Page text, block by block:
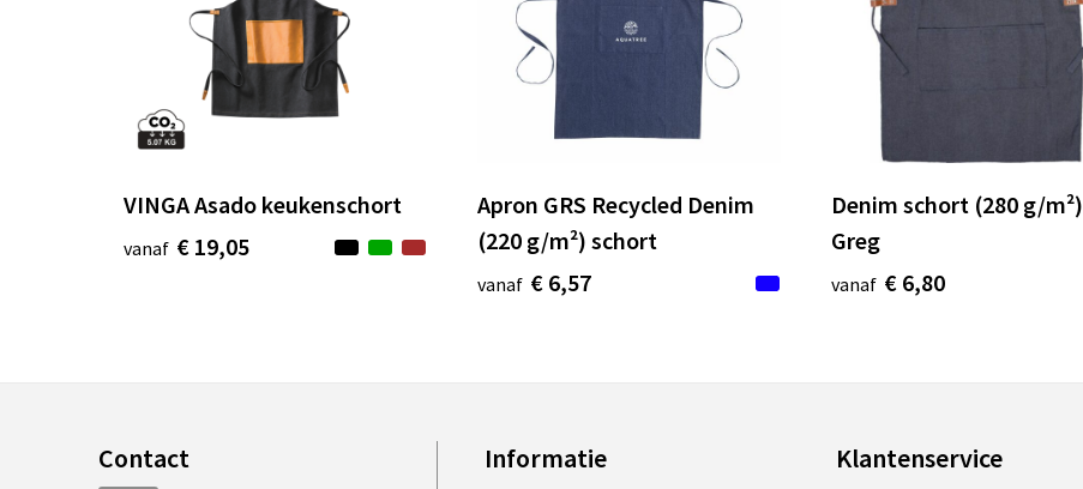
VINGA Asado keukenschort
vanaf € 19,05
Apron GRS Recycled Denim
(220 g/m²) schort
vanaf € 6,57
Denim schort (280 g/m²)
Greg
vanaf € 6,80
Contact Informatie Klantenservice